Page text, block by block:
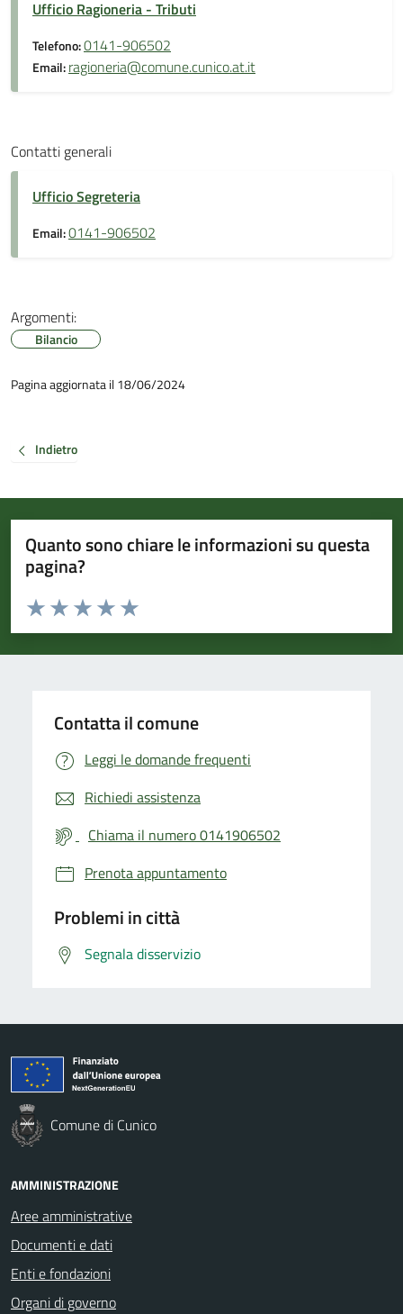
Ufficio Ragioneria - Tributi
Telefono:0141-906502
Email:ragioneria@comune.cunico.at.it
Contatti generali
Ufficio Segreteria
Email:0141-906502
Argomenti:
Bilancio
Pagina aggiornata il 18/06/2024
Indietro
Quanto sono chiare le informazioni su questa
pagina?
Valuta da 1 a 5 stelle la pagina
Valuta 5 stelle su 5
Valuta 4 stelle su 5
Valuta 3 stelle su 5
Valuta 2 stelle su 5
Valuta 1 stelle su 5
Contatta il comune
Leggi le domande frequenti
Richiedi assistenza
Chiama il numero 0141906502
Prenota appuntamento
Problemi in città
Segnala disservizio
Comune di Cunico
AMMINISTRAZIONE
Aree amministrative
Documenti e dati
Enti e fondazioni
Organi di governo